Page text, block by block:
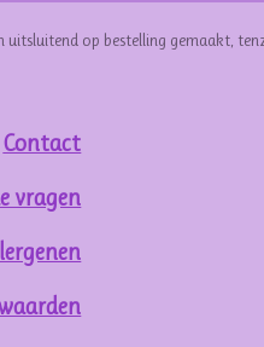
op bestelling gemaakt,
Contact
vragen